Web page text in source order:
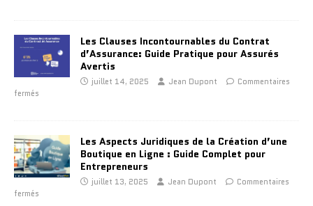
Les Clauses Incontournables du Contrat
d’Assurance: Guide Pratique pour Assurés
Avertis
juillet 14, 2025 Jean Dupont
Commentaires
fermés
Les Aspects Juridiques de la Création d’une
Boutique en Ligne : Guide Complet pour
Entrepreneurs
juillet 13, 2025 Jean Dupont
Commentaires
fermés